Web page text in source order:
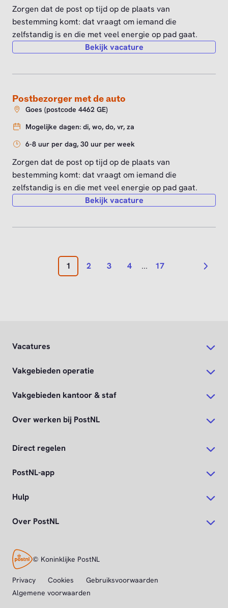
Vacatures
Vakgebieden operatie
Vakgebieden kantoor & staf
Over werken bij PostNL
Direct regelen
PostNL-app
Hulp
Over PostNL
© Koninklijke PostNL
Privacy Cookies
Gebruiksvoorwaarden
Algemene voorwaarden